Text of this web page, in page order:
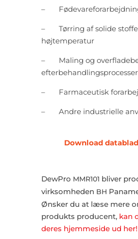
–
–
Tørring af solide
højtemperatur
–
Maling og
efterbehandlingsprocesser
– Farmaceutisk
– Andre industrielle
Download datablad
DewPro MMR101 bliver
virksomheden BH
Ønsker du at læse mere
produkts producent, kan
deres hjemmeside ud her!